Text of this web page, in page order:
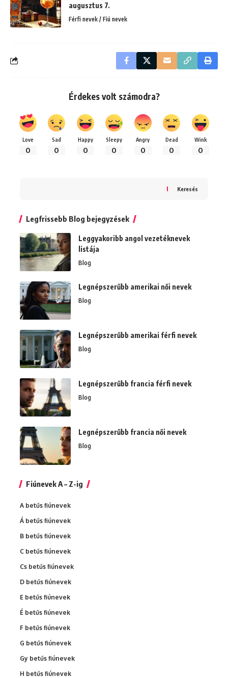
augusztus 7.
Férfi nevek / Fiú nevek
Érdekes volt számodra?
Love
0
Sad
0
Happy
0
Sleepy
0
Angry
0
Dead
0
Wink
0
Keresés
Legfrissebb Blog bejegyzések
Leggyakoribb angol vezetéknevek
listája
Blog
Legnépszerűbb amerikai női nevek
Blog
Legnépszerűbb amerikai férfi nevek
Blog
Legnépszerűbb francia férfi nevek
Blog
Legnépszerűbb francia női nevek
Blog
Fiúnevek A – Z-ig
A betűs fiúnevek
Á betűs fiúnevek
B betűs fiúnevek
C betűs fiúnevek
Cs betűs fiúnevek
D betűs fiúnevek
E betűs fiúnevek
É betűs fiúnevek
F betűs fiúnevek
G betűs fiúnevek
Gy betűs fiúnevek
H betűs fiúnevek